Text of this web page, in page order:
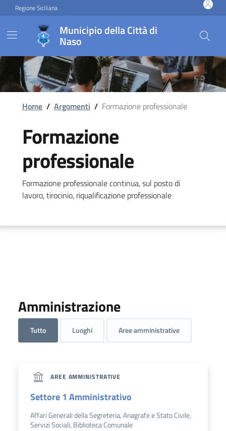
Vai ai contenuti
Vai al footer
Regione Siciliana
Municipio della Città di
Naso
Home / Argomenti / Formazione professionale
Formazione
professionale
Formazione professionale continua, sul posto di
lavoro, tirocinio, riqualificazione professionale
Amministrazione
Tutto Luoghi Aree amministrative
AREE AMMINISTRATIVE
Settore 1 Amministrativo
Affari Generali della Segreteria, Anagrafe e Stato Civile,
Servizi Sociali, Biblioteca Comunale